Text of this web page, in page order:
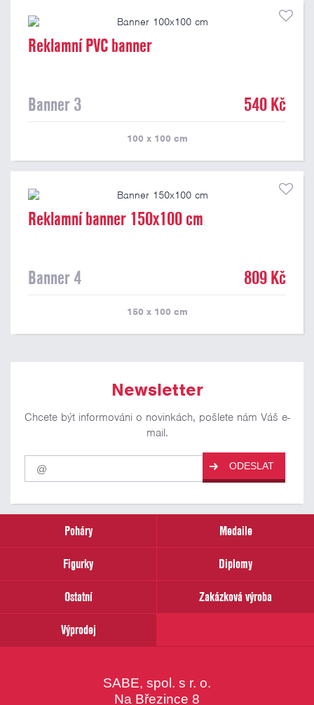
Reklamní PVC banner
Banner 3 540 Kč
100 x 100 cm
Reklamní banner 150x100 cm
Banner 4 809 Kč
150 x 100 cm
Newsletter
Chcete být informováni o novinkách, pošlete nám Váš e-
mail.
Pro
odběr
našich
email
ODESLAT
Poháry
Medaile
Figurky
Diplomy
Ostatní
Zakázková výroba
Výprodej
SABE, spol. s r. o.
Na Březince 8